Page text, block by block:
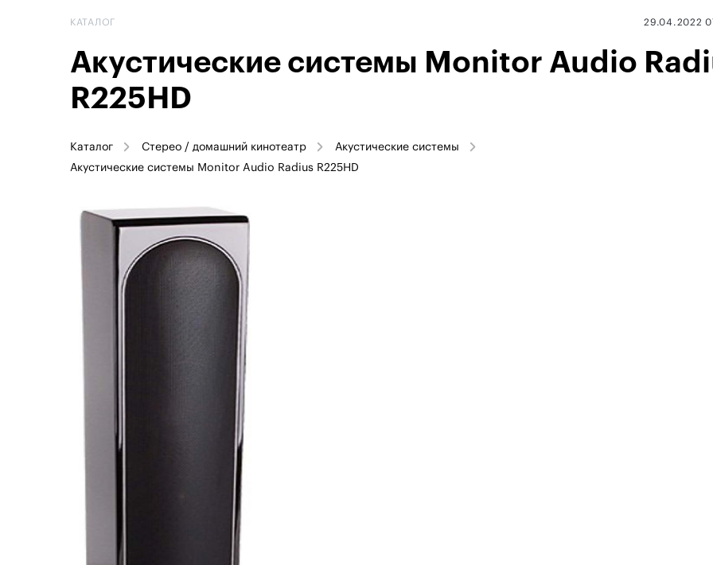
КАТАЛОГ 29.04.2022
Акустические системы Monitor Audio
R225HD
Каталог Стерео / домашний кинотеатр
Акустические системы
Акустические системы Monitor Audio Radius R225HD